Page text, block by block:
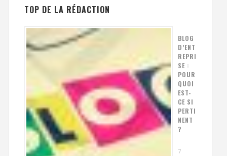
TOP DE LA RÉDACTION
BLOG
D’ENT
REPRI
SE :
POUR
QUOI
EST-
CE SI
PERTI
NENT
?
7